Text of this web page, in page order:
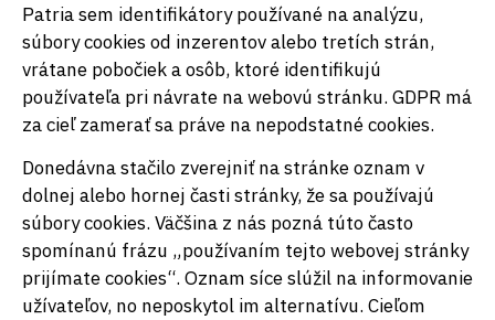
Patria sem identifikátory používané na analýzu,
súbory cookies od inzerentov alebo tretích strán,
vrátane pobočiek a osôb, ktoré identifikujú
používateľa pri návrate na webovú stránku. GDPR má
za cieľ zamerať sa práve na nepodstatné cookies.
Donedávna stačilo zverejniť na stránke oznam v
dolnej alebo hornej časti stránky, že sa používajú
súbory cookies. Väčšina z nás pozná túto často
spomínanú frázu „používaním tejto webovej stránky
prijímate cookies“. Oznam síce slúžil na informovanie
užívateľov, no neposkytol im alternatívu. Cieľom